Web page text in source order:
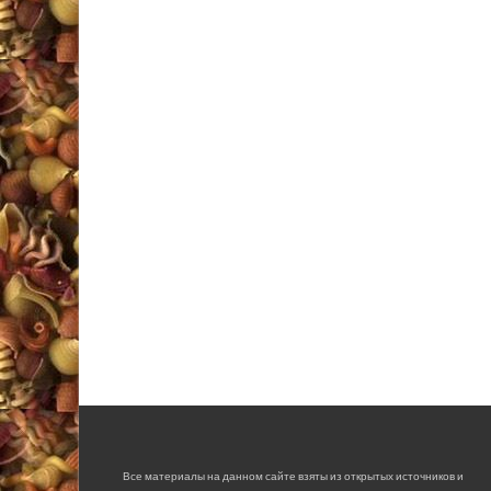
Все материалы на данном сайте взяты из открытых источников и